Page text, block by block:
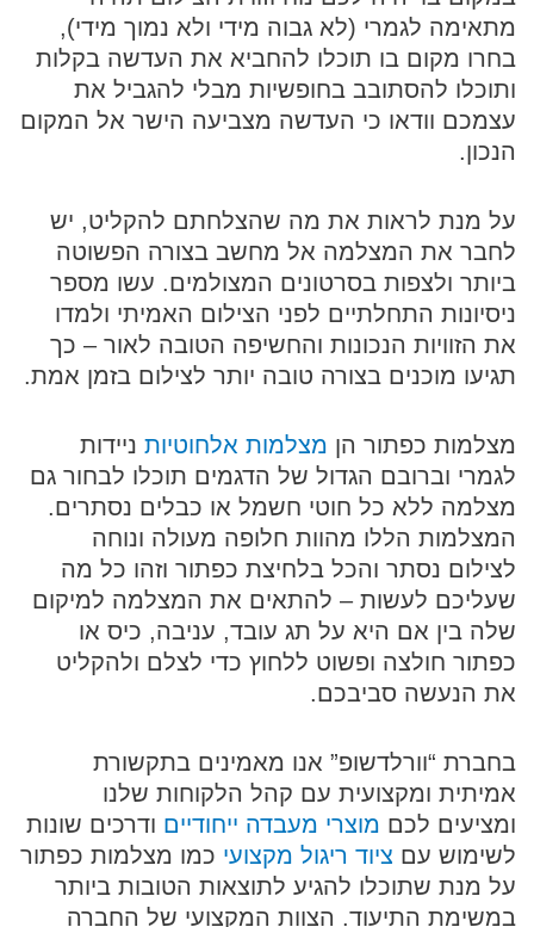
מתאימה לגמרי (לא גבוה מידי ולא נמוך מידי),
בחרו מקום בו תוכלו להחביא את העדשה בקלות
ותוכלו להסתובב בחופשיות מבלי להגביל את
עצמכם וודאו כי העדשה מצביעה הישר אל המקום
הנכון.
על מנת לראות את מה שהצלחתם להקליט, יש
לחבר את המצלמה אל מחשב בצורה הפשוטה
ביותר ולצפות בסרטונים המצולמים. עשו מספר
ניסיונות התחלתיים לפני הצילום האמיתי ולמדו
את הזוויות הנכונות והחשיפה הטובה לאור – כך
תגיעו מוכנים בצורה טובה יותר לצילום בזמן אמת.
מצלמות כפתור הן מצלמות אלחוטיות ניידות
לגמרי וברובם הגדול של הדגמים תוכלו לבחור גם
מצלמה ללא כל חוטי חשמל או כבלים נסתרים.
המצלמות הללו מהוות חלופה מעולה ונוחה
לצילום נסתר והכל בלחיצת כפתור וזהו כל מה
שעליכם לעשות – להתאים את המצלמה למיקום
שלה בין אם היא על תג עובד, עניבה, כיס או
כפתור חולצה ופשוט ללחוץ כדי לצלם ולהקליט
את הנעשה סביבכם.
בחברת “וורלדשופ” אנו מאמינים בתקשורת
אמיתית ומקצועית עם קהל הלקוחות שלנו
ומציעים לכם מוצרי מעבדה ייחודיים ודרכים שונות
לשימוש עם ציוד ריגול מקצועי כמו מצלמות כפתור
על מנת שתוכלו להגיע לתוצאות הטובות ביותר
במשימת התיעוד. הצוות המקצועי של החברה